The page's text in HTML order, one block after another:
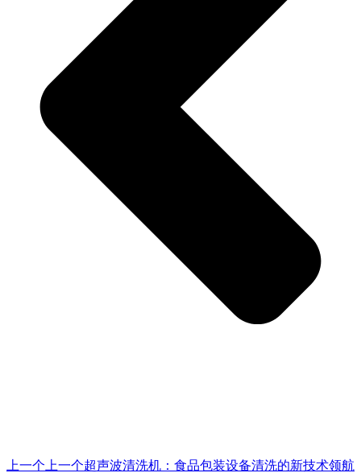
上一个 上一个超声波清洗机：食品包装设备清洗的新技术领航